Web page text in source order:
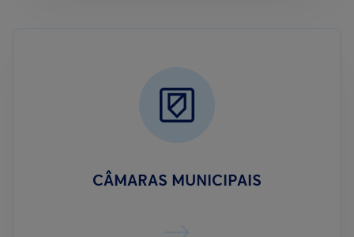
CÂMARAS MUNICIPAIS